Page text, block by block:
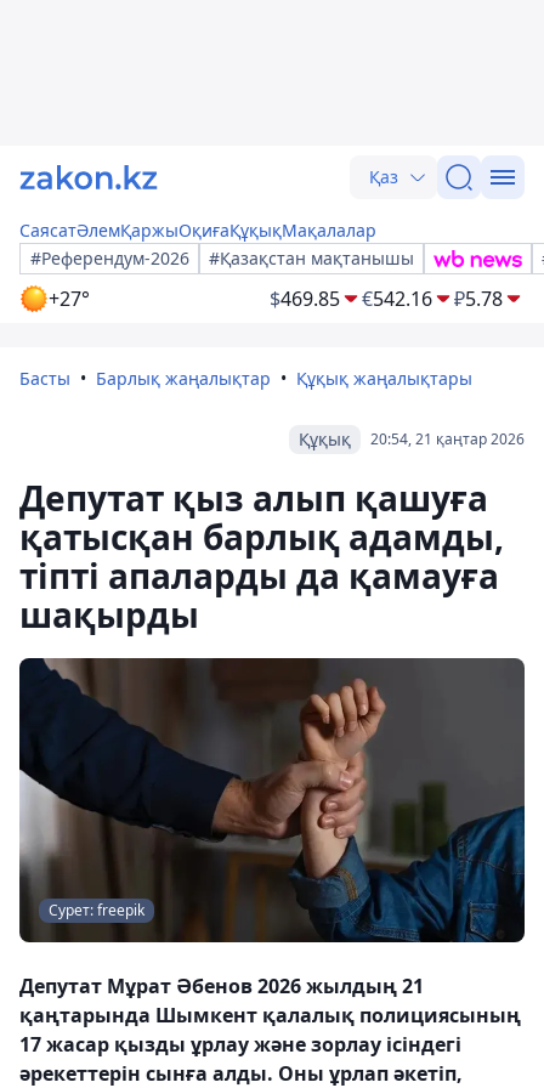
Қаз
СаясатӘлемҚаржыОқиғаҚұқықМақалалар
#Референдум-2026
#Қазақстан мақтанышы
+27° $469.85 €542.16 ₽5.78
Басты Барлық жаңалықтар Құқық жаңалықтары
20:54, 21 қаңтар 2026
Құқық
Депутат қыз алып қашуға
қатысқан барлық адамды,
тіпті апаларды да қамауға
шақырды
Сурет: freepik
Депутат Мұрат Әбенов 2026 жылдың 21
қаңтарында Шымкент қалалық полициясының
17 жасар қызды ұрлау және зорлау ісіндегі
әрекеттерін сынға алды. Оны ұрлап әкетіп,